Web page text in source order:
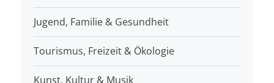
Jugend, Familie & Gesundheit
Tourismus, Freizeit & Ökologie
Kunst, Kultur & Musik